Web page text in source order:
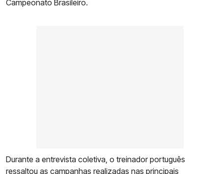
Campeonato Brasileiro.
Durante a entrevista coletiva, o treinador português
ressaltou as campanhas realizadas nas principais